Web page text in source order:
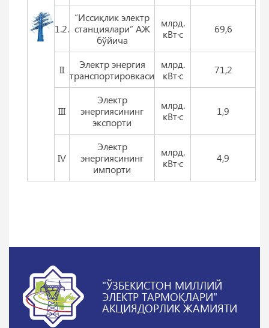
1.2.
“Иссиқлик электр
станциялари” АЖ
бўйича
млрд.
кВт·с
69,6
II
Электр энергия
транспортировкаси
млрд.
кВт·с
71,2
III
Электр
энергиясининг
экспорти
млрд.
кВт·с
1,9
IV
Электр
энергиясининг
импорти
млрд.
кВт·с
4,9
"ЎЗБЕКИСТОН МИЛЛИЙ
ЭЛЕКТР ТАРМОҚЛАРИ"
АКЦИЯДОРЛИК ЖАМИЯТИ